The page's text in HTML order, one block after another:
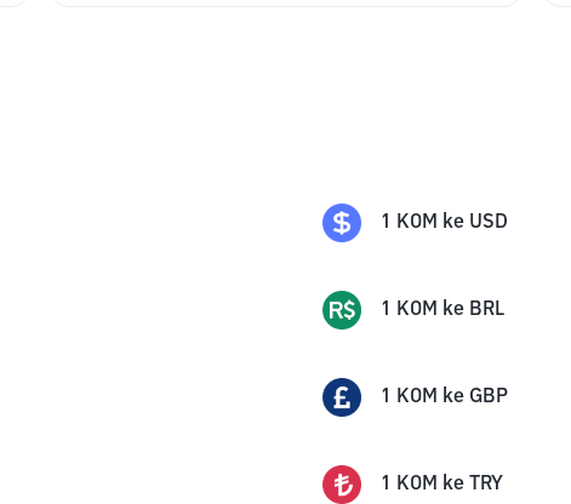
1 KOM ke USD
1 KOM ke BRL
1 KOM ke GBP
1 KOM ke TRY